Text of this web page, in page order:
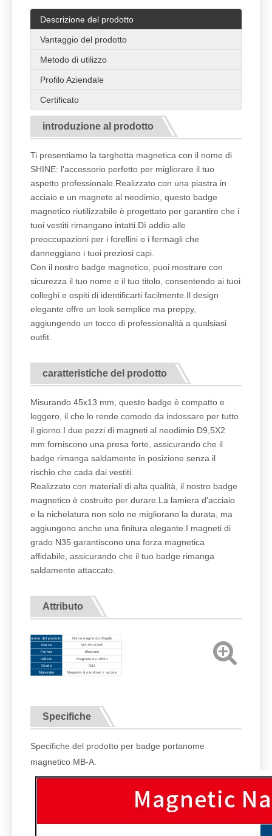
Descrizione del prodotto
Vantaggio del prodotto
Metodo di utilizzo
Profilo Aziendale
Certificato
introduzione al prodotto
Ti presentiamo la targhetta magnetica con il nome di
SHINE: l'accessorio perfetto per migliorare il tuo
aspetto professionale.Realizzato con una piastra in
acciaio e un magnete al neodimio, questo badge
magnetico riutilizzabile è progettato per garantire che i
tuoi vestiti rimangano intatti.Dì addio alle
preoccupazioni per i forellini o i fermagli che
danneggiano i tuoi preziosi capi.
Con il nostro badge magnetico, puoi mostrare con
sicurezza il tuo nome e il tuo titolo, consentendo ai tuoi
colleghi e ospiti di identificarti facilmente.Il design
elegante offre un look semplice ma preppy,
aggiungendo un tocco di professionalità a qualsiasi
outfit.
caratteristiche del prodotto
Misurando 45x13 mm, questo badge è compatto e
leggero, il che lo rende comodo da indossare per tutto
il giorno.I due pezzi di magneti al neodimio D9,5X2
mm forniscono una presa forte, assicurando che il
badge rimanga saldamente in posizione senza il
rischio che cada dai vestiti.
Realizzato con materiali di alta qualità, il nostro badge
magnetico è costruito per durare.La lamiera d'acciaio
e la nichelatura non solo ne migliorano la durata, ma
aggiungono anche una finitura elegante.I magneti di
grado N35 garantiscono una forza magnetica
affidabile, assicurando che il tuo badge rimanga
saldamente attaccato.
Attributo
nome del prodotto Nome magnetico Bagde
Marca SPLENDORE
Forma Bloccare
Utilizzo
Magnete da ufficio
Grado
N35
Materiale Magnete al neodimio + acciaio
Specifiche
Specifiche del prodotto per badge portanome
magnetico MB-A.